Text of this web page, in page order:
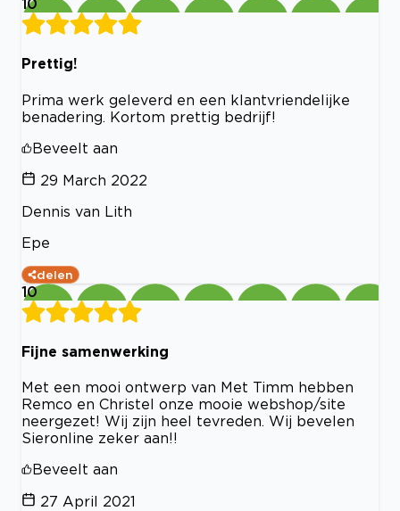
10
Prettig!
Prima werk geleverd en een klantvriendelijke
benadering. Kortom prettig bedrijf!
Beveelt aan
29 March 2022
Dennis van Lith
Epe
delen
10
Fijne samenwerking
Met een mooi ontwerp van Met Timm hebben
Remco en Christel onze mooie webshop/site
neergezet! Wij zijn heel tevreden. Wij bevelen
Sieronline zeker aan!!
Beveelt aan
27 April 2021